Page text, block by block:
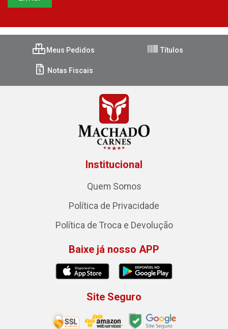
Meus Pedidos Títulos
Notas Fiscais
Institucional
Quem Somos
Política de Privacidade
Política de Troca e Devolução
Baixe já nosso APP
Site Seguro